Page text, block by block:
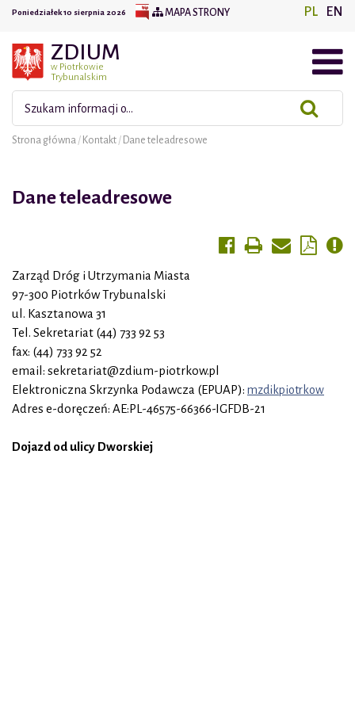
Poniedziałek 10 sierpnia 2026 MAPA STRONY PL EN
w Piotrkowie
Trybunalskim
Strona główna / Kontakt / Dane teleadresowe
Dane teleadresowe
Zarząd Dróg i Utrzymania Miasta
97-300 Piotrków Trybunalski
ul. Kasztanowa 31
Tel. Sekretariat (44) 733 92 53
fax: (44) 733 92 52
email: sekretariat@zdium-piotrkow.pl
Elektroniczna Skrzynka Podawcza (EPUAP): mzdikpiotrkow
Adres e-doręczeń: AE:PL-46575-66366-IGFDB-21
Dojazd od ulicy Dworskiej